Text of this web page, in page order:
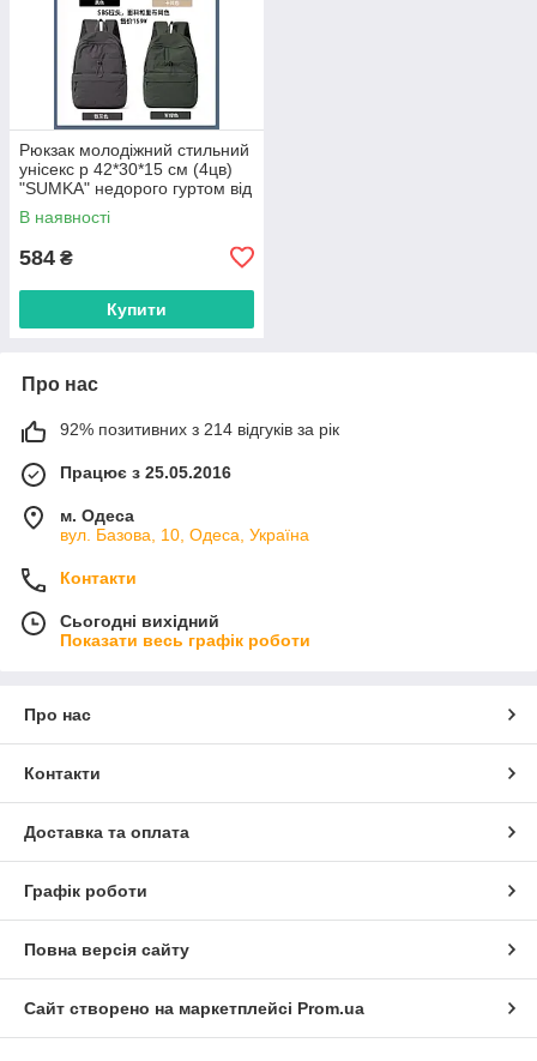
Рюкзак молодіжний стильний
унісекс р 42*30*15 см (4цв)
"SUMKA" недорого гуртом від
прямого постачальника
В наявності
584 ₴
Купити
Про нас
92% позитивних з 214 відгуків за рік
Працює з 25.05.2016
м. Одеса
вул. Базова, 10, Одеса, Україна
Контакти
Сьогодні вихідний
Показати весь графік роботи
Про нас
Контакти
Доставка та оплата
Графік роботи
Повна версія сайту
Сайт створено на маркетплейсі Prom.ua